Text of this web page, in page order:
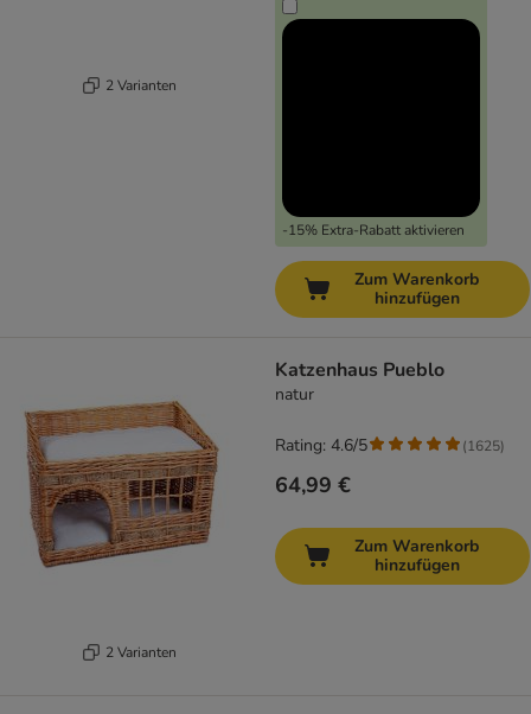
2 Varianten
-15% Extra-Rabatt aktivieren
Zum Warenkorb
hinzufügen
2 Varianten
Katzenhaus Pueblo
natur
64,99 €
Rating: 4.6/5 (1625)
Zum Warenkorb
hinzufügen